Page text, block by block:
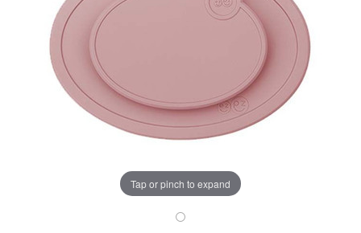
Tap or pinch to expand